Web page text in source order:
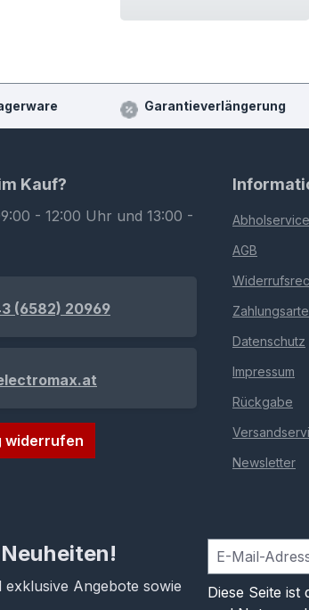
Garantieverlängerung
Kauf?
- 12:00 Uhr und 13:00 -
(6582) 20969
widerrufen
Abholservice
AGB
Datenschutz
Impressum
Rückgabe
Newsletter
Angebote sowie
Diese Seite